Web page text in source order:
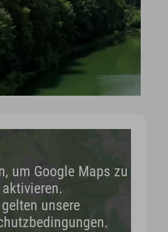
um Google Maps zu
aktivieren.
gelten unsere